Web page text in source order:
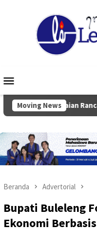
Mobile
Moving News
Rancangan KUA-
Beranda Advertorial
Bupati Buleleng
Ekonomi